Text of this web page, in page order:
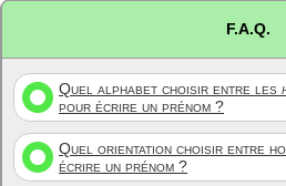
F.A.Q.
Quel alphabet choisir entre les
pour écrire un prénom ?
Quel orientation choisir entre
écrire un prénom ?